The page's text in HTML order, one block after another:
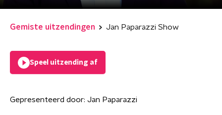
Gemiste uitzendingen Jan Paparazzi Show
Speel uitzending af
Gepresenteerd door: Jan Paparazzi